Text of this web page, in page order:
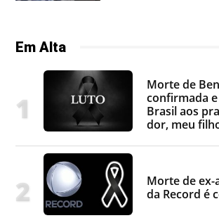
Em Alta
Morte de
confirmada
Brasil aos
dor, meu
Morte de
da Record é